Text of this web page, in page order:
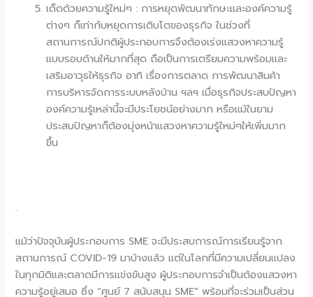
เด็ดด้วยความรู้ใหม่ๆ : การหยุดพัฒนาทักษะและองค์ความรู้
ต่างๆ ก็เท่ากับหยุดการเติบโตของธุรกิจ ในช่วงที่
สถานการณ์ปกติผู้ประกอบการจึงต้องเร่งแสวงหาความรู้
แบบรอบด้านให้มากที่สุด ถือเป็นการเตรียมความพร้อมและ
เสริมอาวุธให้ธุรกิจ อาทิ เรื่องการตลาด การพัฒนาสินค้า
การบริหารจัดการระบบหลังบ้าน ฯลฯ เมื่อธุรกิจประสบปัญหา
องค์ความรู้เหล่านี้จะมีประโยชน์อย่างมาก หรือแม้ในยาม
ประสบปัญหาก็ต้องมุ่งหน้าแสวงหาความรู้ใหม่ๆให้เพิ่มมาก
ขึ้น
.
แม้ว่าปัจจุบันผู้ประกอบการ SME จะมีประสบการณ์การเรียนรู้จาก
สถานการณ์ COVID-19 มาบ้างแล้ว แต่ในโลกที่มีความเปลี่ยนแปลง
ในทุกมิติและตลาดมีการแข่งขันสูง ผู้ประกอบการจำเป็นต้องแสวงหา
ความรู้อยู่เสมอ ซึ่ง “ศูนย์ 7 สนับสนุน SME” พร้อมที่จะร่วมเป็นส่วน